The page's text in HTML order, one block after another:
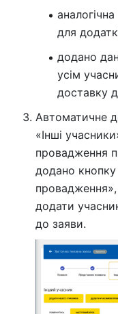
для
додано
усім
доставку
Автоматичне
«Інші
провадження
додано
додати
до заяви.